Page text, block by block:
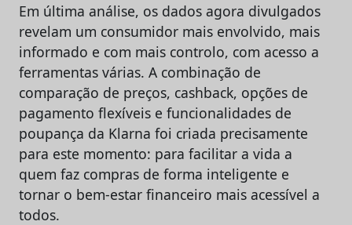
Em última análise, os dados agora divulgados
revelam um consumidor mais envolvido, mais
informado e com mais controlo, com acesso a
ferramentas várias. A combinação de
comparação de preços, cashback, opções de
pagamento flexíveis e funcionalidades de
poupança da Klarna foi criada precisamente
para este momento: para facilitar a vida a
quem faz compras de forma inteligente e
tornar o bem-estar financeiro mais acessível a
todos.